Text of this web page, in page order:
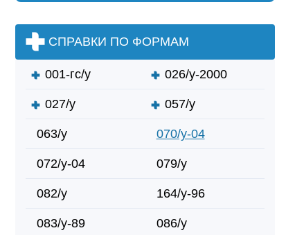
СПРАВКИ ПО ФОРМАМ
001-гс/у 026/у-2000
027/у 057/у
063/у 070/у-04
072/у-04 079/у
082/у 164/у-96
083/у-89 086/у